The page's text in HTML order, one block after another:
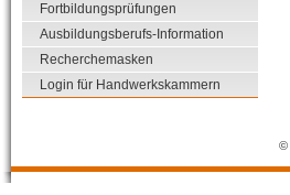
Fortbildungsprüfungen
Ausbildungsberufs-Information
Recherchemasken
Login für Handwerkskammern
©